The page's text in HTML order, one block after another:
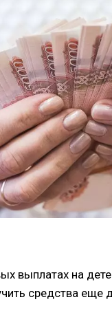
выплатах на
средства еще